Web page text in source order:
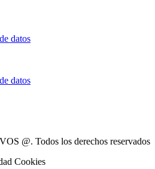
datos
datos
@. Todos los derechos reservados
Cookies